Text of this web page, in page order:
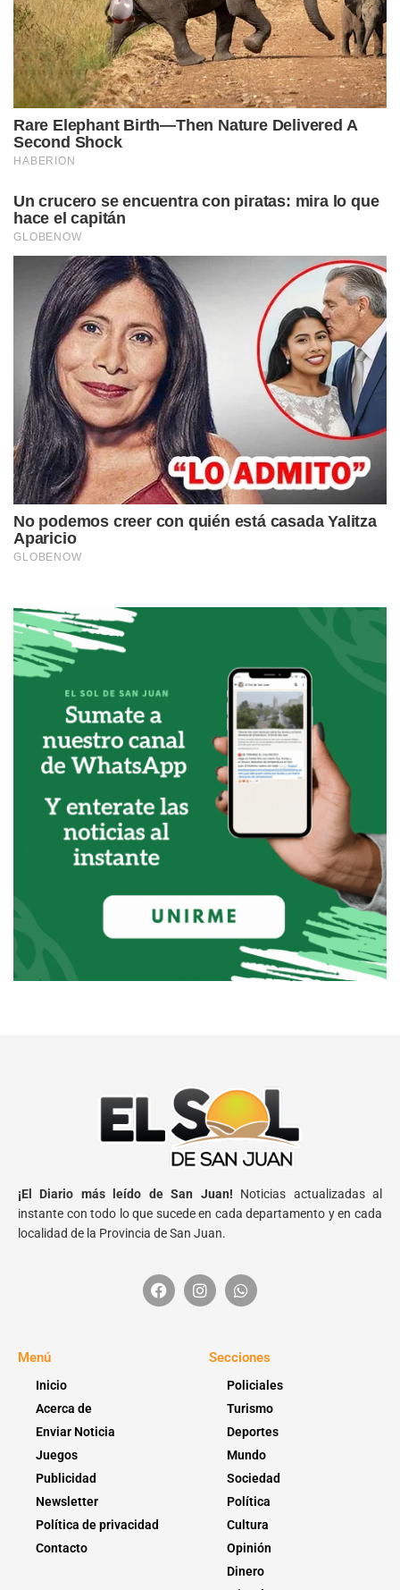
¡El Diario más leído de San Juan! Noticias actualizadas al
instante con todo lo que sucede en cada departamento y en cada
localidad de la Provincia de San Juan.
Menú
Inicio
Acerca de
Enviar Noticia
Juegos
Publicidad
Newsletter
Política de privacidad
Contacto
Secciones
Policiales
Turismo
Deportes
Mundo
Sociedad
Política
Cultura
Opinión
Dinero